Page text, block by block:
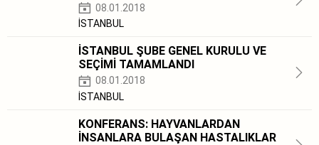
08.01.2018
İSTANBUL
İSTANBUL ŞUBE GENEL KURULU VE
SEÇİMİ TAMAMLANDI
08.01.2018
İSTANBUL
KONFERANS: HAYVANLARDAN
İNSANLARA BULAŞAN HASTALIKLAR